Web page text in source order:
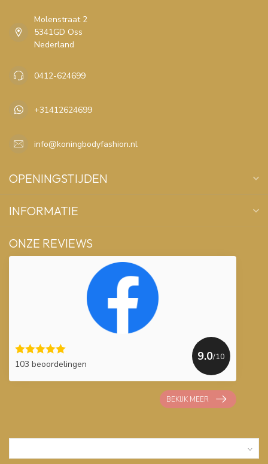
Molenstraat 2
5341GD Oss
Nederland
0412-624699
+31412624699
info@koningbodyfashion.nl
OPENINGSTIJDEN
INFORMATIE
ONZE REVIEWS
103 beoordelingen
9.0/10
BEKIJK MEER